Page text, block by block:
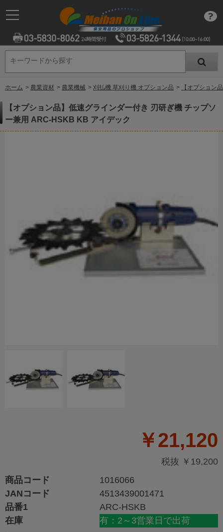
キーワードから探す
キーワードから探す
ホーム > 農業資材 > 農業機械 > 刈払機 草刈り機 オプション品 > 【オプション
【オプション品】低速グラインダー付き 刃研ぎ機 チップソ
ー兼用 ARC-HSKB KB アイデック
￥21,120
税抜 ￥19,200
商品コード
1016066
JANコード
4513439001471
品番1
ARC-HSKB
在庫
有：2～3営業日で出荷